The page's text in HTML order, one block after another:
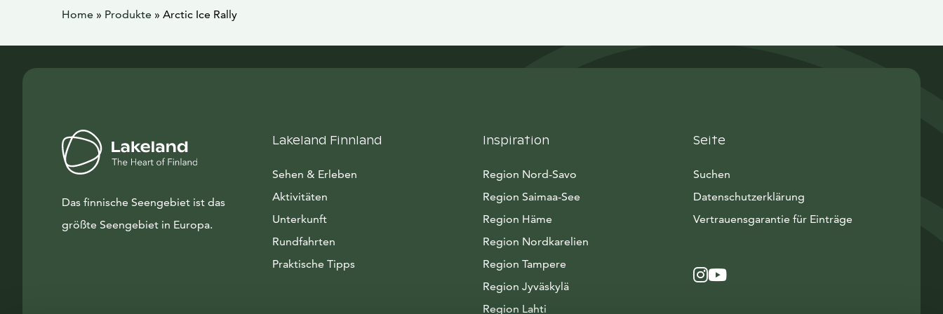
Home » Produkte » Arctic Ice Rally
Das finnische Seengebiet ist das
größte Seengebiet in Europa.
Lakeland Finnland
Sehen & Erleben
Aktivitäten
Unterkunft
Rundfahrten
Praktische Tipps
Inspiration
Region Nord-Savo
Region Saimaa-See
Region Häme
Region Nordkarelien
Region Tampere
Region Jyväskylä
Region Lahti
Seite
Suchen
Datenschutzerklärung
Vertrauensgarantie für Einträge
Instagram
Avautuu uuteen ikkunaan
YouTube
Avautuu uuteen ikkunaan